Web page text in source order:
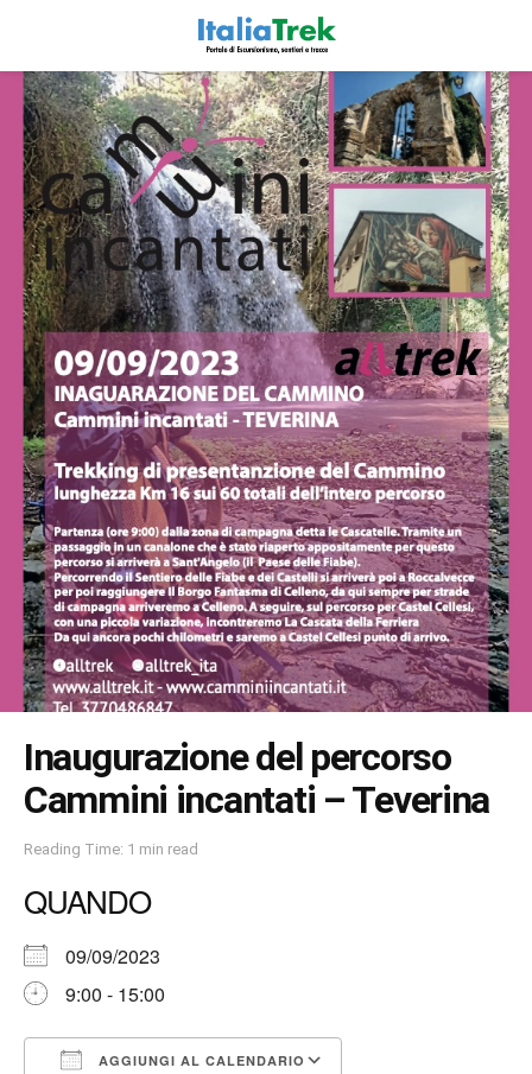
Inaugurazione del percorso
Cammini incantati – Teverina
Reading Time: 1 min read
QUANDO
09/09/2023
9:00 - 15:00
AGGIUNGI AL CALENDARIO